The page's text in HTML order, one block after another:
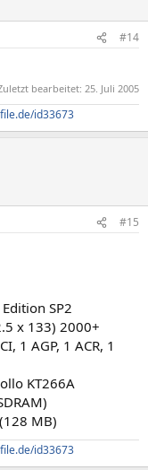
#14
bearbeitet: 25. Juli 2005
id33673
#15
SP2
x 133) 2000+
1 AGP, 1 ACR, 1
KT266A
MB)
id33673